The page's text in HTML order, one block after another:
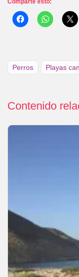
Perros Playas
Contenido